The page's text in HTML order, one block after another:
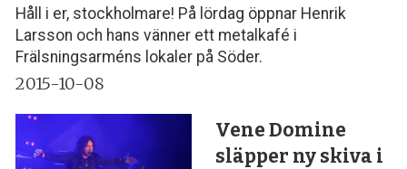
Håll i er, stockholmare! På lördag öppnar Henrik
Larsson och hans vänner ett metalkafé i
Frälsningsarméns lokaler på Söder.
2015-10-08
Vene Domine
släpper ny skiva i